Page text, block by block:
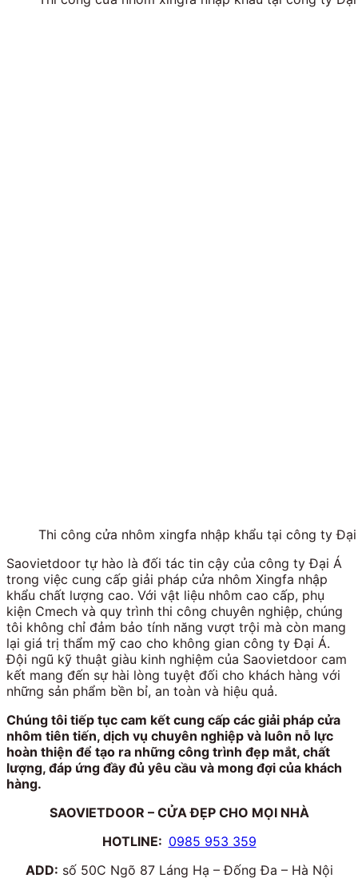
Thi công cửa nhôm xingfa nhập khẩu tại công ty
Saovietdoor tự hào là đối tác tin cậy của công ty Đại Á
trong việc cung cấp giải pháp cửa nhôm Xingfa nhập
khẩu chất lượng cao. Với vật liệu nhôm cao cấp, phụ
kiện Cmech và quy trình thi công chuyên nghiệp, chúng
tôi không chỉ đảm bảo tính năng vượt trội mà còn mang
lại giá trị thẩm mỹ cao cho không gian công ty Đại Á.
Đội ngũ kỹ thuật giàu kinh nghiệm của Saovietdoor cam
kết mang đến sự hài lòng tuyệt đối cho khách hàng với
những sản phẩm bền bỉ, an toàn và hiệu quả.
Chúng tôi tiếp tục cam kết cung cấp các giải pháp cửa
nhôm tiên tiến, dịch vụ chuyên nghiệp và luôn nỗ lực
hoàn thiện để tạo ra những công trình đẹp mắt, chất
lượng, đáp ứng đầy đủ yêu cầu và mong đợi của khách
hàng.
SAOVIETDOOR – CỬA ĐẸP CHO MỌI NHÀ
HOTLINE: 0985 953 359
ADD: số 50C Ngõ 87 Láng Hạ – Đống Đa – Hà Nội